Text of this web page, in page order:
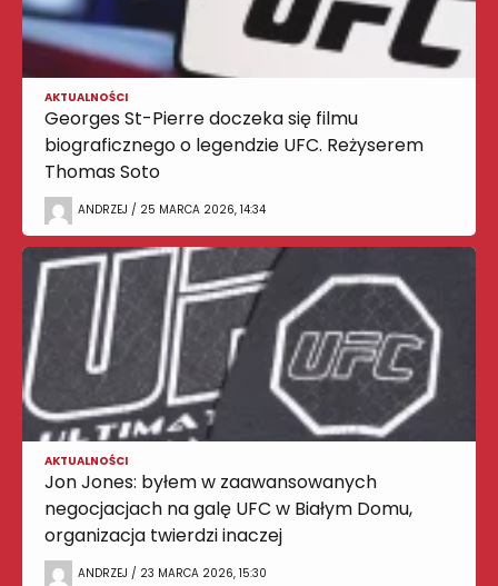
AKTUALNOŚCI
Georges St-Pierre doczeka się filmu
biograficznego o legendzie UFC. Reżyserem
Thomas Soto
ANDRZEJ / 25 MARCA 2026, 14:34
AKTUALNOŚCI
Jon Jones: byłem w zaawansowanych
negocjacjach na galę UFC w Białym Domu,
organizacja twierdzi inaczej
ANDRZEJ / 23 MARCA 2026, 15:30